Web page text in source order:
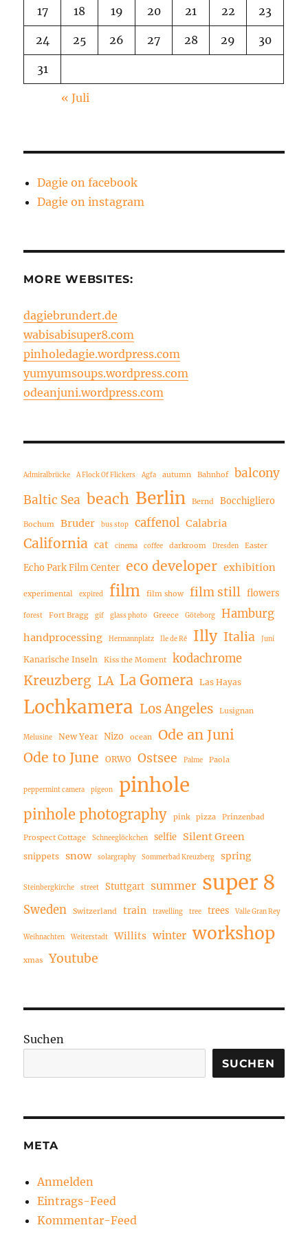
17 18 19 20 21 22 23
24 25 26 27 28 29 30
31
« Juli
Dagie on facebook
Dagie on instagram
MORE WEBSITES:
dagiebrundert.de
wabisabisuper8.com
pinholedagie.wordpress.com
yumyumsoups.wordpress.com
odeanjuni.wordpress.com
Admiralbrücke A Flock Of Flickers Agfa autumn Bahnhof
balcony
Baltic Sea beach Berlin Bernd Bocchigliero
Bochum Bruder bus stop caffenol Calabria
California cat cinema coffee darkroom Dresden Easter
Echo Park Film Center eco developer exhibition
experimental expired film film show film still flowers
forest Fort Bragg gif glass photo Greece Göteborg Hamburg
handprocessing Hermannplatz Ile de Ré Illy Italia Juni
Kanarische Inseln Kiss the Moment kodachrome
Kreuzberg LA La Gomera Las Hayas
Lochkamera Los Angeles Lusignan
Melusine New Year Nizo ocean
Ode an Juni
Ode to June
ORWO Ostsee Palme Paola
peppermint camera pigeon pinhole
pinhole photography pink pizza Prinzenbad
Prospect Cottage Schneeglöckchen selfie Silent Green
snippets snow solargraphy Sommerbad Kreuzberg spring
Steinbergkirche street Stuttgart summer super 8
Sweden Switzerland train travelling tree trees Valle Gran Rey
Weihnachten Weiterstadt Willits winter workshop
xmas Youtube
Suchen
SUCHEN
META
Anmelden
Eintrags-Feed
Kommentar-Feed